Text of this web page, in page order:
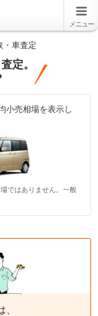
メニュー
・車査定
定。
小売相場を表示し
ではありません。一般